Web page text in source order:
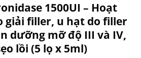
1500UI – Hoạt
giải filler, u hạt do filler
dưỡng mỡ độ III và IV,
lồi (5 lọ x 5ml)